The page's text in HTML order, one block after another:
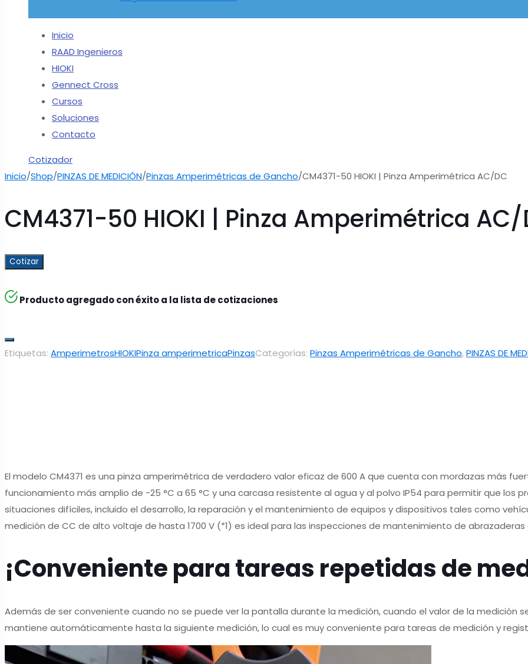
Inicio
RAAD Ingenieros
HIOKI
Gennect Cross
Cursos
Soluciones
Contacto
Cotizador
Inicio/Shop/PINZAS DE MEDICIÓN/Pinzas Amperimétricas de Gancho/CM4371-50 HIOKI | Pinza Amperimétrica AC/DC
CM4371-50 HIOKI | Pinza Amperimétrica AC/
Cotizar
Producto agregado con éxito a la lista de cotizaciones
Etiquetas: AmperimetrosHIOKIPinza amperimetricaPinzasCategorías: Pinzas Amperimétricas de Gancho,PINZAS DE
El modelo CM4371 es una pinza amperimétrica de verdadero valor eficaz de 600 A que cuenta con mordazas más
funcionamiento más amplio de -25 °C a 65 °C y una carcasa resistente al agua y al polvo IP54 para permitir que los
situaciones difíciles, incluido el desarrollo, la reparación y el mantenimiento de equipos y dispositivos tales como
medición de CC de alto voltaje de hasta 1700 V (*1) es ideal para las inspecciones de mantenimiento de
¡Conveniente para tareas repetidas de
Además de ser conveniente cuando no se puede ver la pantalla durante la medición, cuando el valor de la medición
mantiene automáticamente hasta la siguiente medición, lo cual es muy conveniente para tareas de medición y